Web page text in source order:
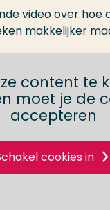
video over hoe
makkelijker
content te
moet je de
accepteren
cookies in